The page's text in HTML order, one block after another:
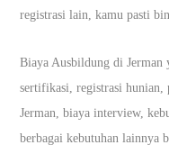
registrasi lain, kamu pasti
Biaya Ausbildung di Jerman
sertifikasi, registrasi hunian,
Jerman, biaya interview,
berbagai kebutuhan lainnya